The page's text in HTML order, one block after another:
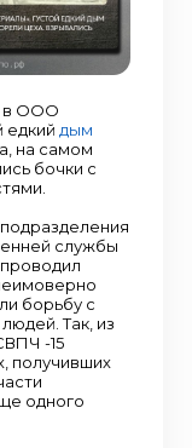
в ООО
едкий дым
на самом
бочки с
службы
борьбу с
Так, из
-15
получивших
одного